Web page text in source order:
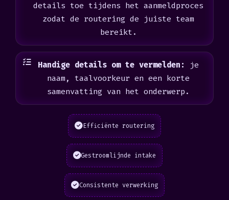
details toe tijdens het aanmeldproces
zodat de routering de juiste team
bereikt.
Handige details om te vermelden:
je
naam, taalvoorkeur en een korte
samenvatting van het onderwerp.
Efficiënte routering
Gestroomlijnde intake
Consistente verwerking